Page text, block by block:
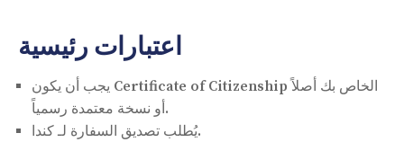
اعتبارات رئيسية
يجب أن يكون Certificate of Citizenship الخاص بك أصلاً
أو نسخة معتمدة رسمياً.
يُطلب تصديق السفارة لـ كندا.